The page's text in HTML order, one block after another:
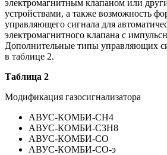
электромагнитным клапаном или
устройствами, а также возможность
управляющего сигнала для
электромагнитного клапана с
Дополнительные типы управляющих
в таблице 2.
Таблица 2
Модификация газосигнализатора
АВУС-КОМБИ-СН4
АВУС-КОМБИ-С3Н8
АВУС-КОМБИ-CO
АВУС-КОМБИ-СО-э